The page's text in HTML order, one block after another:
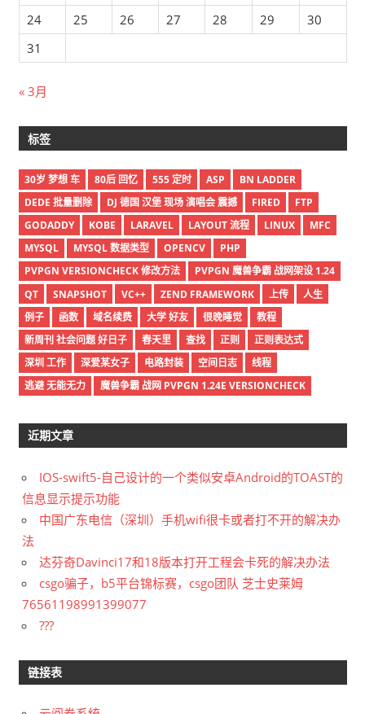
24
25 26 27 28 29
30
31
« 3月
标签
30岁 梦想 车 80后 回忆 555 定时 ASP
BN LADDER
DEDE 批量删除
DJ 德国 汉堡 现场 演唱会 震撼 FIRED
FTP
GODADDY
KOBE LARAVEL LAYOUT 流程 LINUX
MFC
MYSQL
MYSQL 数据类型 OPENCV
PHP
PVPGN VERSIONCHECK 修改方法
PVPGN 魔兽争霸 战网架设 1.24
QT
SNAPSHOT VC++ ZEND FRAMEWORK 上传
人生
例子
函数 域名续费 大学 好友 很晚睡觉
教程
新周刊 社会问题 好日子
春天里 查找 正则
正则表达式
深圳 工作
深爱某女子 电路封装 空间日志
线程
逃避 无能无力
魔兽争霸 战网 PVPGN 1.24E VERSIONCHECK
近期文章
IOS-swift5-自己设计的一个类似安卓Android的TOAST的
信息显示提示功能
中国广东电信（深圳）手机wifi很卡或者打不开的解决办
法
达芬奇Davinci17和18版本打开工程会卡死的解决办法
csgo骗子，b5平台锦标赛，csgo团队 芝士史莱姆
76561198991399077
???
链接表